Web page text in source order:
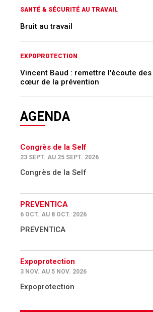
SANTÉ & SÉCURITÉ AU TRAVAIL
Bruit au travail
EXPOPROTECTION
Vincent Baud : remettre l'écoute
cœur de la prévention
AGENDA
Congrès de la Self
23 SEPT. AU 25 SEPT. 2026
Congrès de la Self
PREVENTICA
6 OCT. AU 8 OCT. 2026
PREVENTICA
Expoprotection
3 NOV. AU 5 NOV. 2026
Expoprotection